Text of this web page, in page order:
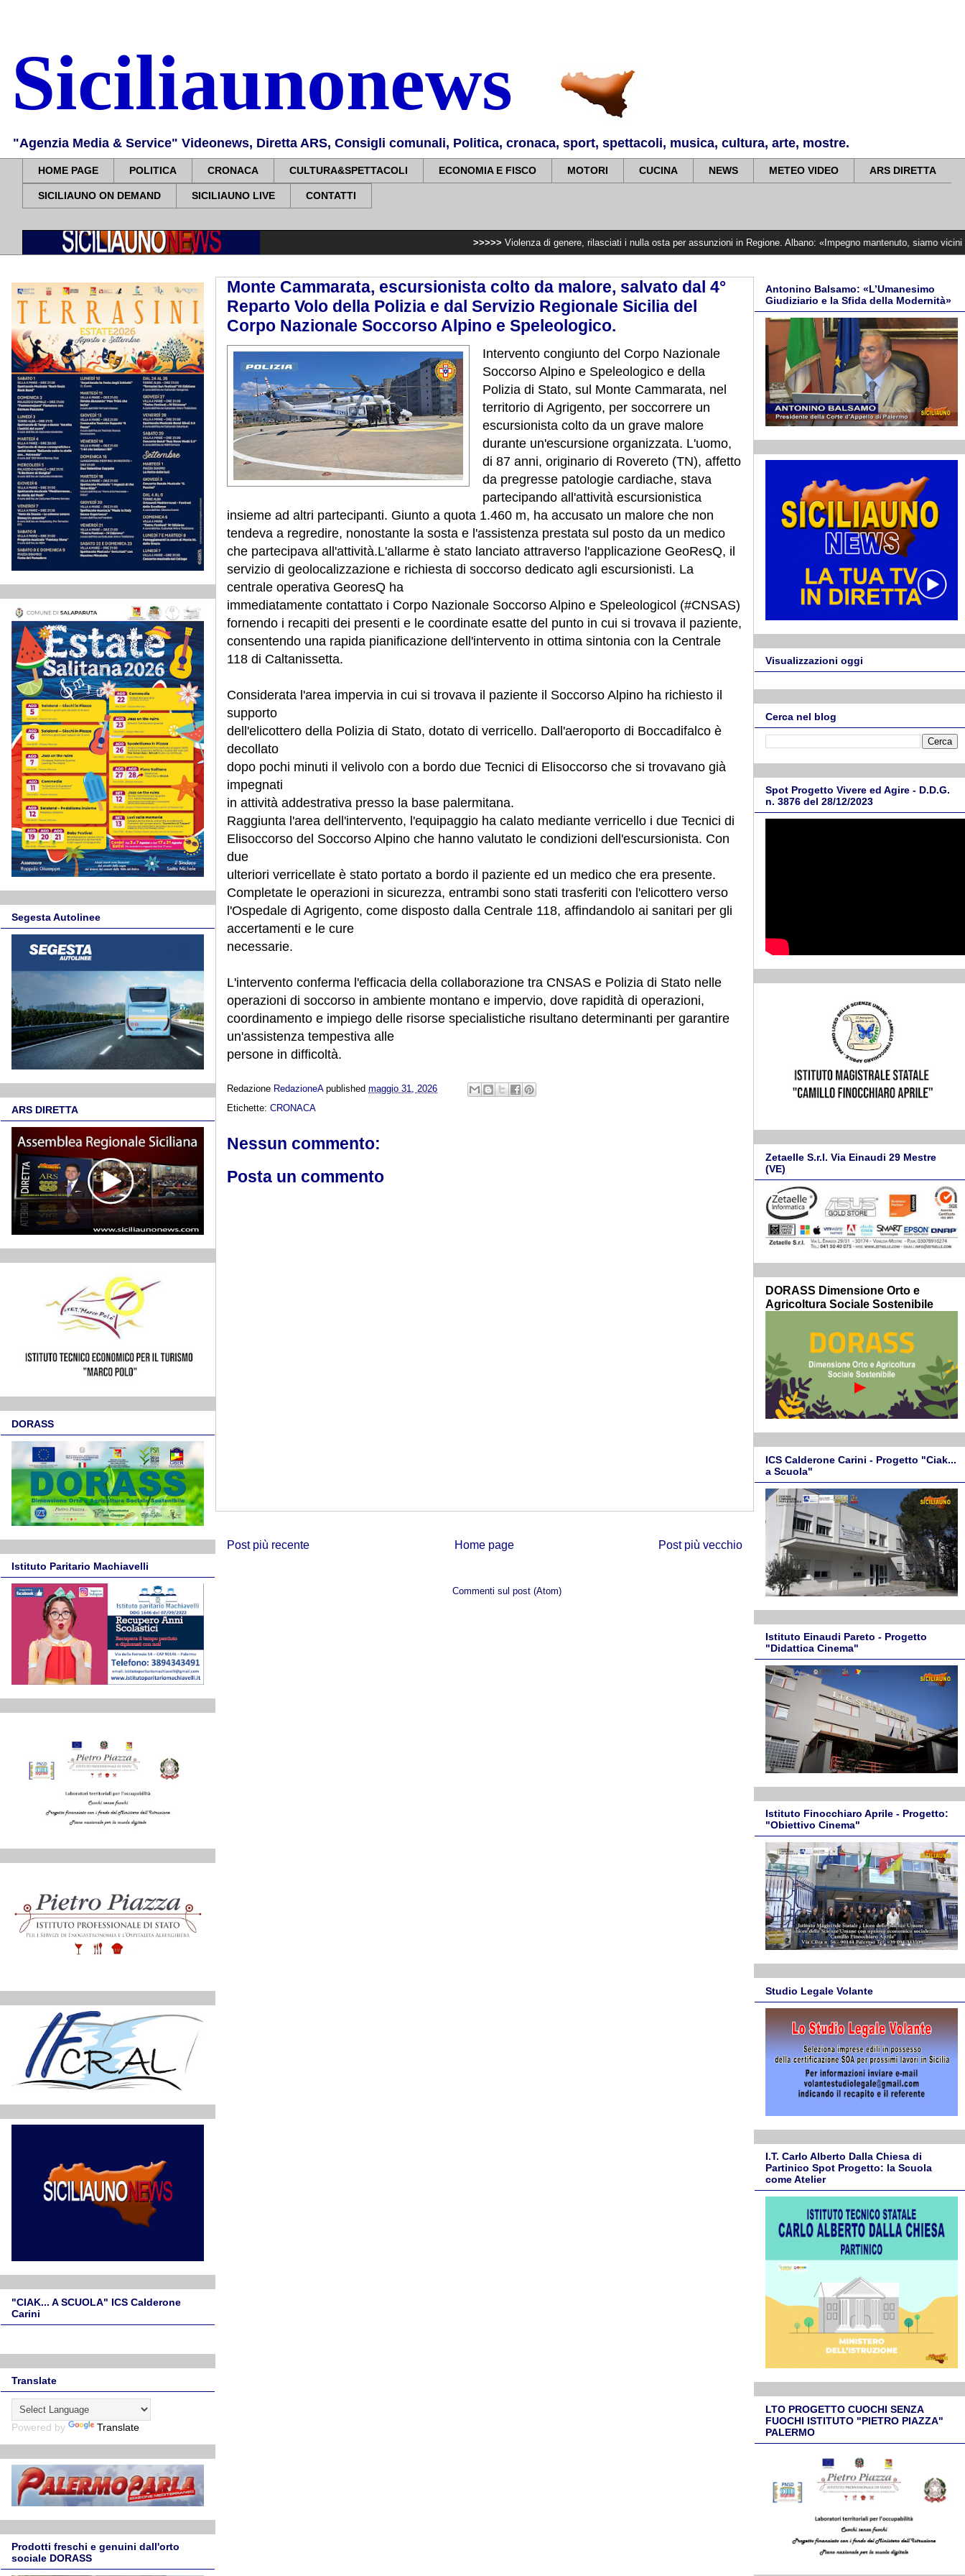
Siciliaunonews
"Agenzia Media & Service" Videonews, Diretta ARS, Consigli comunali, Politica, cronaca, sport, spettacoli, musica, cultura, arte, mostre.
HOME PAGE POLITICA CRONACA CULTURA&SPETTACOLI ECONOMIA E FISCO MOTORI CUCINA NEWS METEO VIDEO ARS DIRETTA
SICILIAUNO ON DEMAND SICILIAUNO LIVE CONTATTI
Violenza di genere, rilasciati i nulla osta per assunzioni in Regione. Albano: «Impegno mantenuto, siamo vicini alle vittime»
Monte Cammarata, escursionista colto da malore, salvato dal 4°
Reparto Volo della Polizia e dal Servizio Regionale Sicilia del
Corpo Nazionale Soccorso Alpino e Speleologico.
Intervento congiunto del Corpo Nazionale
Soccorso Alpino e Speleologico e della
Polizia di Stato, sul Monte Cammarata, nel
territorio di Agrigento, per soccorrere un
escursionista colto da un grave malore
durante un'escursione organizzata. L'uomo,
di 87 anni, originario di Rovereto (TN), affetto
da pregresse patologie cardiache, stava
partecipando all'attività escursionistica
insieme ad altri partecipanti. Giunto a quota 1.460 m, ha accusato un malore che non
tendeva a regredire, nonostante la sosta e l'assistenza prestata sul posto da un medico
che partecipava all'attività.L'allarme è stato lanciato attraverso l'applicazione GeoResQ, il
servizio di geolocalizzazione e richiesta di soccorso dedicato agli escursionisti. La
centrale operativa GeoresQ ha
immediatamente contattato i Corpo Nazionale Soccorso Alpino e Speleologicol (#CNSAS)
fornendo i recapiti dei presenti e le coordinate esatte del punto in cui si trovava il paziente,
consentendo una rapida pianificazione dell'intervento in ottima sintonia con la Centrale
118 di Caltanissetta.
Considerata l'area impervia in cui si trovava il paziente il Soccorso Alpino ha richiesto il
supporto
dell'elicottero della Polizia di Stato, dotato di verricello. Dall'aeroporto di Boccadifalco è
decollato
dopo pochi minuti il velivolo con a bordo due Tecnici di Elisoccorso che si trovavano già
impegnati
in attività addestrativa presso la base palermitana.
Raggiunta l'area dell'intervento, l'equipaggio ha calato mediante verricello i due Tecnici di
Elisoccorso del Soccorso Alpino che hanno valutato le condizioni dell'escursionista. Con
due
ulteriori verricellate è stato portato a bordo il paziente ed un medico che era presente.
Completate le operazioni in sicurezza, entrambi sono stati trasferiti con l'elicottero verso
l'Ospedale di Agrigento, come disposto dalla Centrale 118, affindandolo ai sanitari per gli
accertamenti e le cure
necessarie.
L'intervento conferma l'efficacia della collaborazione tra CNSAS e Polizia di Stato nelle
operazioni di soccorso in ambiente montano e impervio, dove rapidità di operazioni,
coordinamento e impiego delle risorse specialistiche risultano determinanti per garantire
un'assistenza tempestiva alle
persone in difficoltà.
Redazione RedazioneA published maggio 31, 2026
Etichette: CRONACA
Nessun commento:
Posta un commento
Post più recente Post più vecchio
Home page
Commenti sul post (Atom)
Segesta Autolinee
ARS DIRETTA
DORASS
Istituto Paritario Machiavelli
"CIAK... A SCUOLA" ICS Calderone
Carini
Translate
Powered by Translate
Prodotti freschi e genuini dall'orto
sociale DORASS
Antonino Balsamo: «L’Umanesimo
Giudiziario e la Sfida della Modernità»
Visualizzazioni oggi
Cerca nel blog
Spot Progetto Vivere ed Agire - D.D.G.
n. 3876 del 28/12/2023
Zetaelle S.r.l. Via Einaudi 29 Mestre
(VE)
DORASS Dimensione Orto e
Agricoltura Sociale Sostenibile
ICS Calderone Carini - Progetto "Ciak...
a Scuola"
Istituto Einaudi Pareto - Progetto
"Didattica Cinema"
Istituto Finocchiaro Aprile - Progetto:
"Obiettivo Cinema"
Studio Legale Volante
I.T. Carlo Alberto Dalla Chiesa di
Partinico Spot Progetto: la Scuola
come Atelier
LTO PROGETTO CUOCHI SENZA
FUOCHI ISTITUTO "PIETRO PIAZZA"
PALERMO